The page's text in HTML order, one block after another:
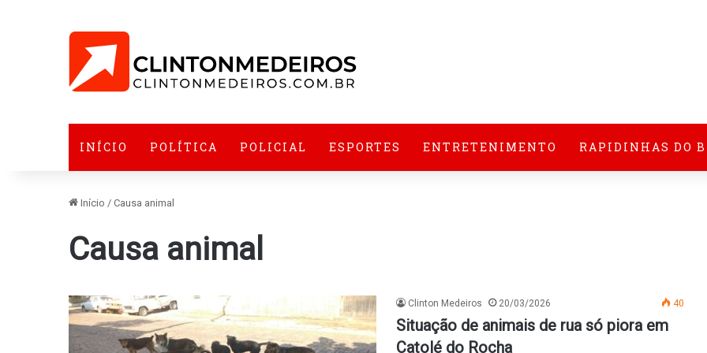
INÍCIO POLÍTICA POLICIAL ESPORTES ENTRETENIMENTO RAPIDINHAS DO
Início / Causa animal
Causa animal
Clinton Medeiros 20/03/2026 40
Situação de animais de rua só piora em
Catolé do Rocha